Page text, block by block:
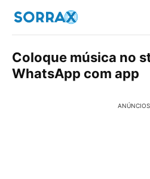
Coloque música no
WhatsApp com app
ANÚNCIOS